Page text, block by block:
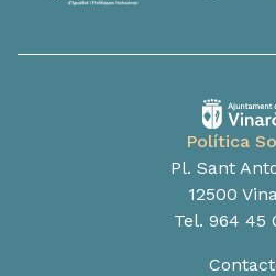
Política
Pl. Sant
12500
Tel. 964 45